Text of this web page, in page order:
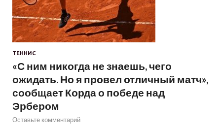
ТЕННИС
«С ним никогда не знаешь, чего
ожидать. Но я провел отличный матч»,
сообщает Корда о победе над
Эрбером
Оставьте комментарий